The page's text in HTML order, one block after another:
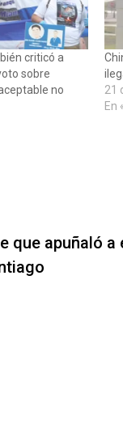
criticó a
sobre
no
21
En
que apuñaló a